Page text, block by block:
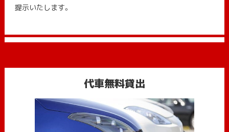
提示いたします。
代車無料貸出